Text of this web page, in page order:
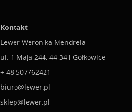
Kontakt
Lewer Weronika Mendrela
ul. 1 Maja 244, 44-341 Gołkowice
+ 48 507762421
biuro@lewer.pl
sklep@lewer.pl